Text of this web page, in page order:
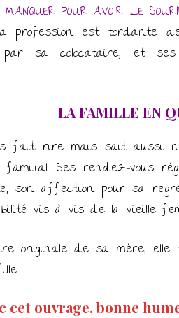
POUR AVOIR LE
profession est tordante
par sa colocataire, et
LA FAMILLE EN
fait rire mais sait aussi
familial. Ses rendez-vous
son affection pour sa
vis à vis de la vieille
originale de sa mère,
cet ouvrage, bonne